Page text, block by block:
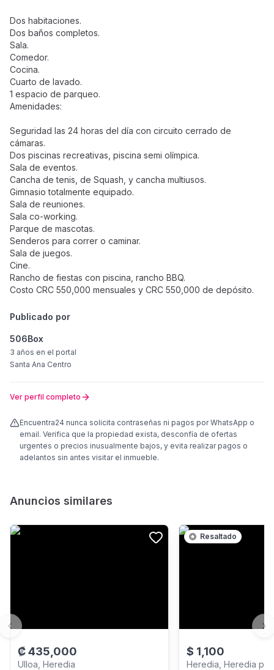
Dos habitaciones.
Dos baños completos.
Sala.
Comedor.
Cocina.
Cuarto de lavado.
1 espacio de parqueo.
Amenidades:
Seguridad las 24 horas del día con circuito cerrado de
cámaras.
Dos piscinas recreativas, piscina semi olímpica.
Sala de eventos.
Cancha de tenis, de Squash, y cancha multiusos.
Gimnasio totalmente equipado.
Sala de reuniones.
Sala co-working.
Parque de mascotas.
Senderos para correr o caminar.
Sala de juegos.
Cine.
Rancho de fiestas con piscina, rancho BBQ.
Costo CRC 550,000 mensuales y CRC 550,000 de depósito.
Publicado por
506Box
3 años en el portal
Santa Ana Centro
Ver perfil completo
Encuentra24 nunca solicita contraseñas ni pagos por WhatsApp o
email. Verifica que la propiedad exista, desconfía de ofertas
urgentes o precios inusualmente bajos, y evita realizar pagos o
adelantos sin antes visitar el inmueble.
Anuncios similares
₡435,000
Ulloa, Heredia
Resaltado
$ 1,100
Heredia, Heredia
Previous slide